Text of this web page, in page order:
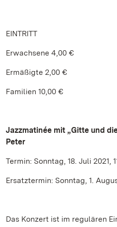
EINTRITT
Erwachsene 4,00 €
Ermäßigte 2,00 €
Familien 10,00 €
Jazzmatinée mit „Gitte und
Peter
Termin: Sonntag, 18. Juli 2021,
Ersatztermin: Sonntag, 1.
Das Konzert ist im regulären